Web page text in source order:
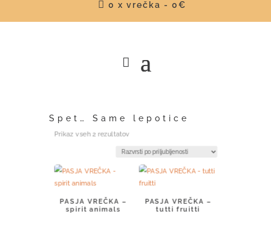
 0 x vrečka - 0€
Spet… Same lepotice
Prikaz vseh 2 rezultatovRazvrščeno
priljubljenosti
PASJA VREČKA –
spirit animals
PASJA VREČKA –
tutti fruitti